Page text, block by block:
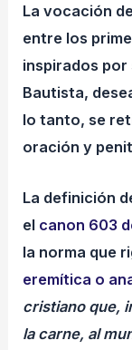
La vocación
entre los
inspirados por
Bautista,
lo tanto, se
oración y
La definición
el canon 603
la norma que
eremítica o
cristiano que,
la carne, al